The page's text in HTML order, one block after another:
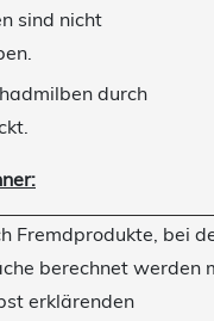
sind nicht
durch
Fremdprodukte, bei
berechnet werden
erklärenden